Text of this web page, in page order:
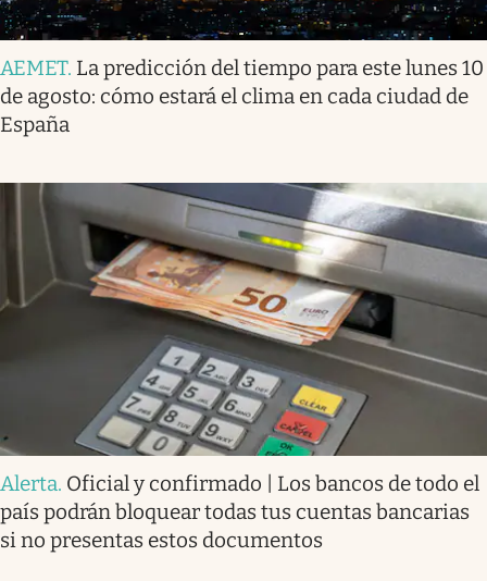
AEMET. La predicción del tiempo para este lunes 10
de agosto: cómo estará el clima en cada ciudad de
España
Alerta. Oficial y confirmado | Los bancos de todo el
país podrán bloquear todas tus cuentas bancarias
si no presentas estos documentos